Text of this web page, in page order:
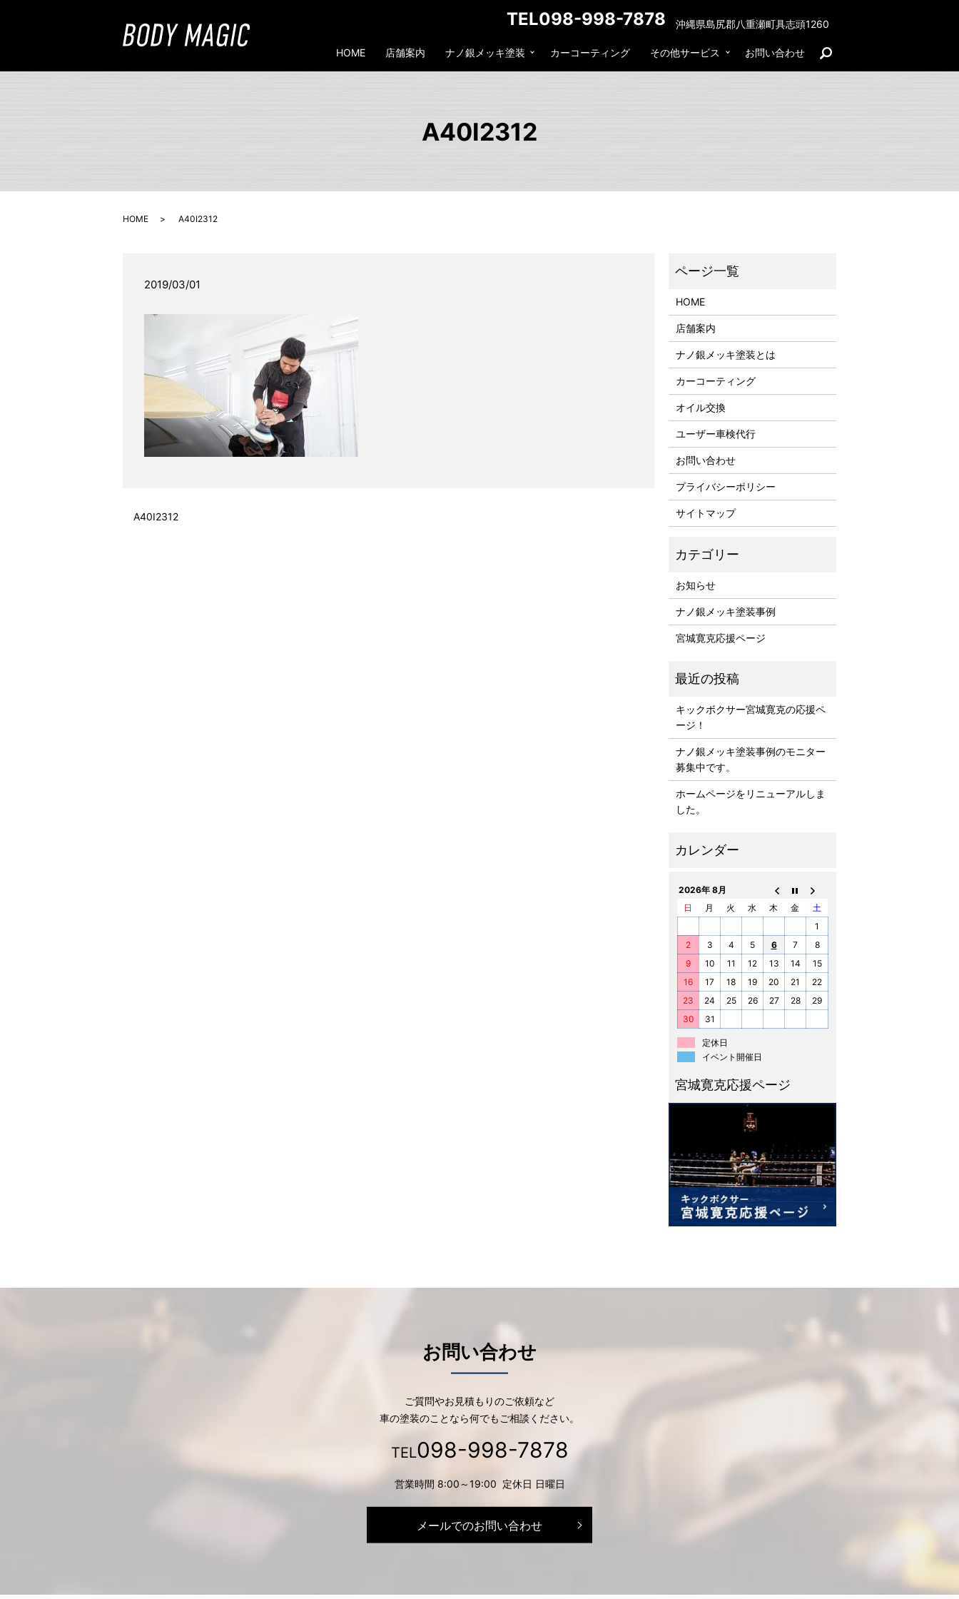
HOME 店舗案内 ナノ銀メッキ塗装 カーコーティング その他サービス お問い合わせ search
TEL098-998-7878 沖縄県島尻郡八重瀬町具志頭1260
A40I2312
HOME A40I2312
2019/03/01
A40I2312
HOME
店舗案内
ナノ銀メッキ塗装とは
カーコーティング
オイル交換
ユーザー車検代行
お問い合わせ
プライバシーポリシー
サイトマップ
お知らせ
ナノ銀メッキ塗装事例
宮城寛克応援ページ
キックボクサー宮城寛克の応援ペ
ージ！
ナノ銀メッキ塗装事例のモニター
募集中です。
ホームページをリニューアルしま
した。
2026年 8月
日
月 火 水 木 金
土
1
2
3 4 5 6 7
8
9
10 11 12 13 14
15
16
17 18 19 20 21
22
23
24 25 26 27 28
29
30
31
定休日
イベント開催日
お問い合わせ
ご質問やお見積もりのご依頼など
車の塗装のことなら何でもご相談ください。
TEL098-998-7878
営業時間 8:00～19:00 定休日 日曜日
メールでのお問い合わせ